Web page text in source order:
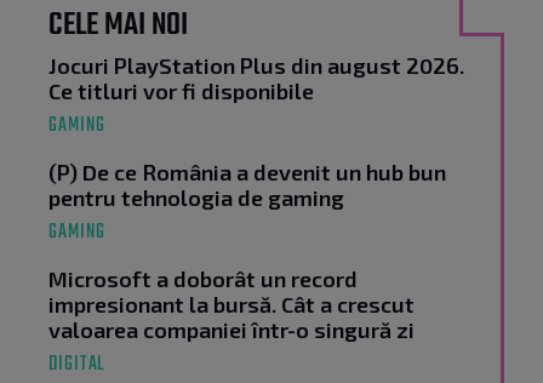
CELE MAI NOI
Jocuri PlayStation Plus din august 2026.
Ce titluri vor fi disponibile
GAMING
(P) De ce România a devenit un hub bun
pentru tehnologia de gaming
GAMING
Microsoft a doborât un record
impresionant la bursă. Cât a crescut
valoarea companiei într-o singură zi
DIGITAL